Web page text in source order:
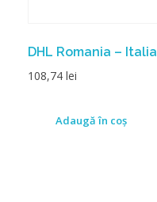
DHL Romania – Italia
108,74 lei
Adaugă în coș